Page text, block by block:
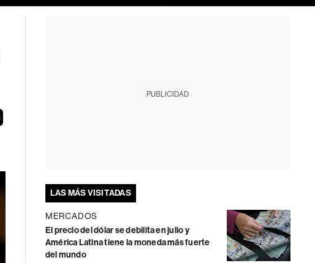
PUBLICIDAD
LAS MÁS VISITADAS
MERCADOS
El precio del dólar se debilita en julio y
América Latina tiene la moneda más fuerte
del mundo